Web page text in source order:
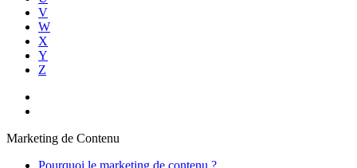
V
W
X
Y
Z
Marketing de Contenu
Pourquoi le marketing de contenu ?